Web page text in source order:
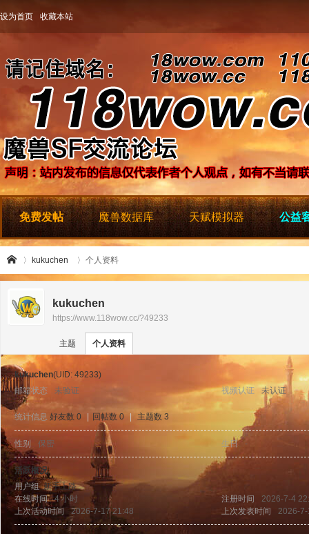
设为首页 收藏本站
免费发帖 魔兽数据库 天赋模拟器 公益
8w
kukuchen
›
个人资料
kukuchen
https://www.118wow.cc/?49233
主题 个人资料
kukuchen(UID: 49233)
邮箱状态
未验证 视频认证 未认证
统计信息 好友数 0 回帖数 0 主题数 3
性别 保密 生日 -
活跃概况
用户组新手上路
在线时间
4 小时 注册时间
2026-7-4
上次活动时间
2026-7-17 21:48 上次发表时间 2026-